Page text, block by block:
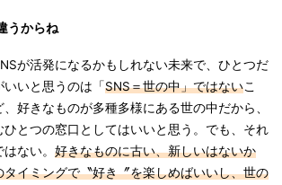
うからね
が活発になるかもしれない未来で、ひとつだ
いと思うのは「SNS＝世の中」ではないこ
好きなものが多種多様にある世の中だから、
とつの窓口としてはいいと思う。でも、それ
ない。 好きなものに古い、新しいはないか
イミングで〝好き〞を楽しめばいいし、世の